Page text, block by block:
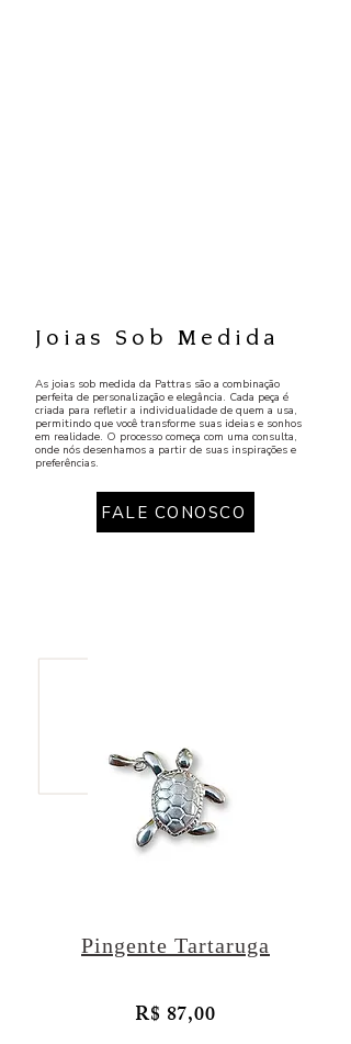
Joias Sob Medida
As joias sob medida da Pattras são a combinação
perfeita de personalização e elegância. Cada peça é
criada para refletir a individualidade de quem a usa,
permitindo que você transforme suas ideias e sonhos
em realidade. O processo começa com uma consulta,
onde nós desenhamos a partir de suas inspirações e
preferências.
FALE CONOSCO
Pingente Tartaruga
R$ 87,00